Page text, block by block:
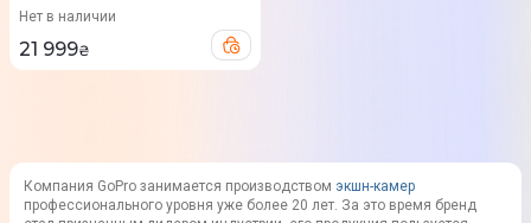
Нет в наличии
21 999₴
Компания GoPro занимается производством экшн-камер
профессионального уровня уже более 20 лет. За это время бренд